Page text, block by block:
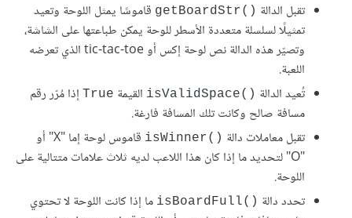
تقبل الدالة getBoardStr()‎‎ قاموسًا يمثل اللوحة وتعيد
تمثيلًا لسلسلة متعددة الأسطر للوحة يمكن طباعتها على الشاشة،
وتصيّر هذه الدالة نص لوحة إكس أو tic-tac-toe الذي تعرضه
اللعبة.
تُعيد الدالة isValidSpace()‎‎ القيمة True إذا مُرّر رقم
مسافة صالح وكانت تلك المسافة فارغة.
تقبل معاملات دالة isWinner()‎‎
قاموس لوحة إما "X" أو
"O" لتحديد ما إذا كان هذا اللاعب لديه ثلاث علامات متتالية على
اللوحة.
تحدد دالة isBoardFull()‎‎ ما إذا كانت اللوحة لا تحتوي